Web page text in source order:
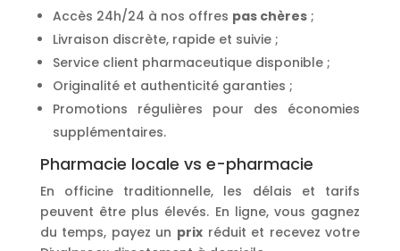
Accès 24h/24 à nos offres pas chères;
Livraison discrète, rapide et suivie ;
Service client pharmaceutique disponible ;
Originalité et authenticité garanties ;
Promotions régulières pour des économies
supplémentaires.
Pharmacie locale vs e-pharmacie
En officine traditionnelle, les délais et tarifs
peuvent être plus élevés. En ligne, vous gagnez
du temps, payez un prix réduit et recevez votre